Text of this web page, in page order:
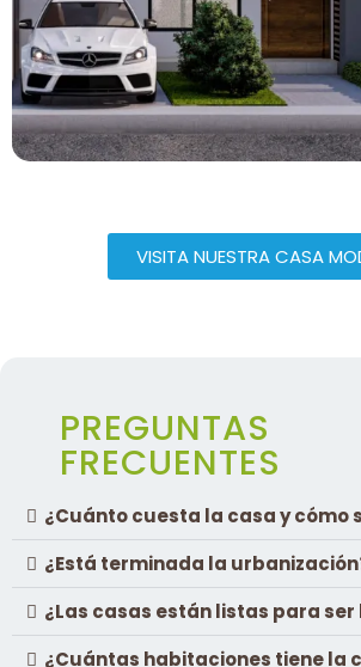
VISITA NUESTRA CASA
PREGUNTAS
FRECUENTES
¿Cuánto cuesta la casa y cómo
¿Está terminada la
¿Las casas están listas para
¿Cuántas habitaciones tiene la